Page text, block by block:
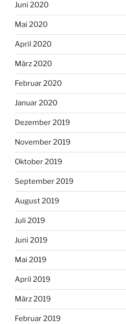
Juni 2020
Mai 2020
April 2020
März 2020
Februar 2020
Januar 2020
Dezember 2019
November 2019
Oktober 2019
September 2019
August 2019
Juli 2019
Juni 2019
Mai 2019
April 2019
März 2019
Februar 2019